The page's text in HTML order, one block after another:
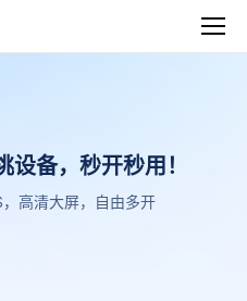
备，秒开秒用！
高清大屏，自由多开